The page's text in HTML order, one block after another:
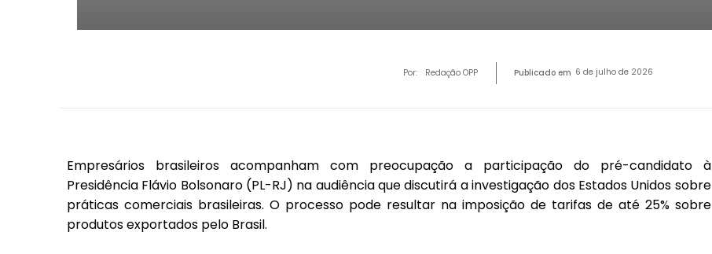
Por: Redação OPP Publicado em 6 de julho de 2026
Empresários brasileirosacompanham com preocupaçãoa participação do pré-candidato à
Presidência Flávio Bolsonaro (PL-RJ) na audiência que discutirá a investigação dos Estados Unidos sobre
práticas comerciais brasileiras. O processo pode resultar na imposição de tarifas de até 25% sobre
produtos exportados pelo Brasil.